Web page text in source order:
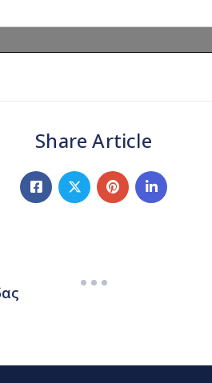
Share Article